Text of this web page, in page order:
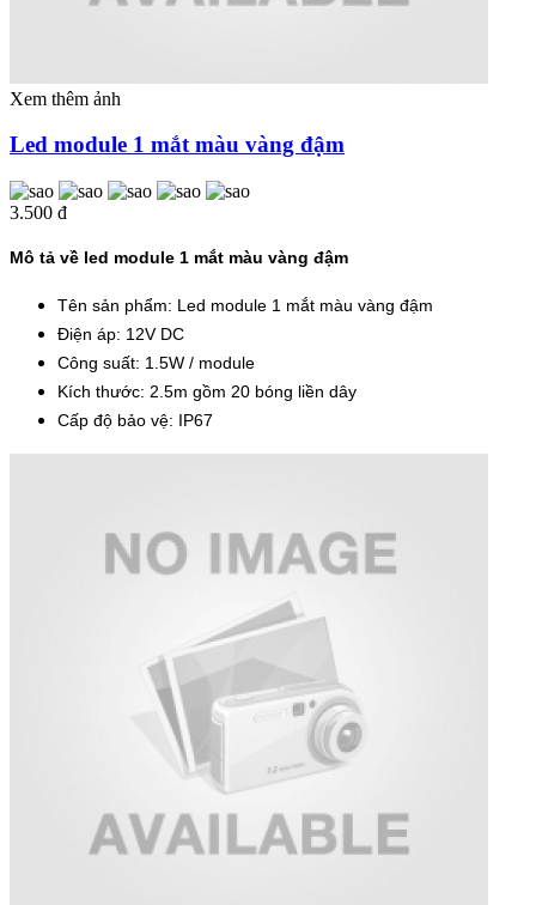
Xem thêm ảnh
Led module 1 mắt màu vàng đậm
3.500 đ
Mô tả về led module 1 mắt màu vàng đậm
Tên sản phẩm: Led module 1 mắt màu vàng đậm
Điện áp: 12V DC
Công suất: 1.5W / module
Kích thước: 2.5m gồm 20 bóng liền dây
Cấp độ bảo vệ: IP67